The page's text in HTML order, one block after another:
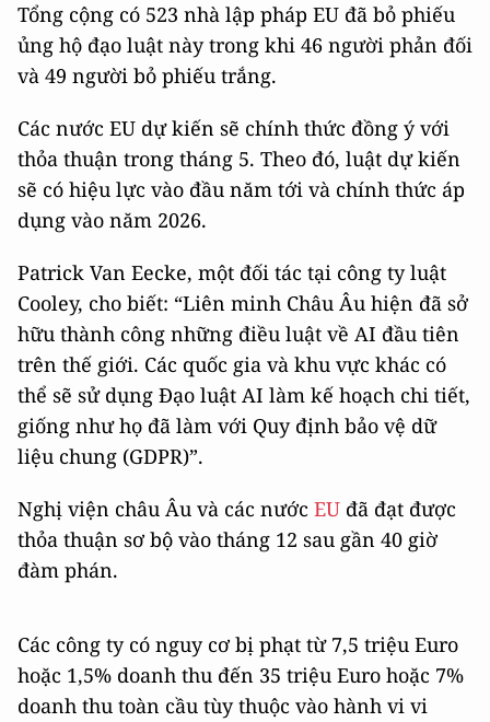
Tổng cộng có 523 nhà lập pháp EU đã bỏ phiếu
ủng hộ đạo luật này trong khi 46 người phản đối
và 49 người bỏ phiếu trắng.
Các nước EU dự kiến ​​sẽ chính thức đồng ý với
thỏa thuận trong tháng 5. Theo đó, luật dự kiến ​​
sẽ có hiệu lực vào đầu năm tới và chính thức áp
dụng vào năm 2026.
Patrick Van Eecke, một đối tác tại công ty luật
Cooley, cho biết: “Liên minh Châu Âu hiện đã sở
hữu thành công những điều luật về AI đầu tiên
trên thế giới. Các quốc gia và khu vực khác có
thể sẽ sử dụng Đạo luật AI làm kế hoạch chi tiết,
giống như họ đã làm với Quy định bảo vệ dữ
liệu chung (GDPR)”.
Nghị viện châu Âu và các nước EU đã đạt được
thỏa thuận sơ bộ vào tháng 12 sau gần 40 giờ
đàm phán.
Các công ty có nguy cơ bị phạt từ 7,5 triệu Euro
hoặc 1,5% doanh thu đến 35 triệu Euro hoặc 7%
doanh thu toàn cầu tùy thuộc vào hành vi vi